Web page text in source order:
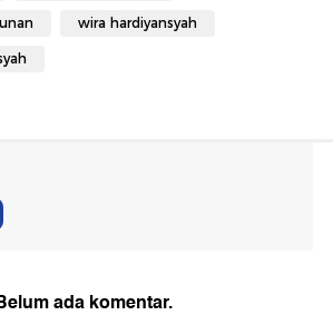
wira hardiyansyah
ada komentar.